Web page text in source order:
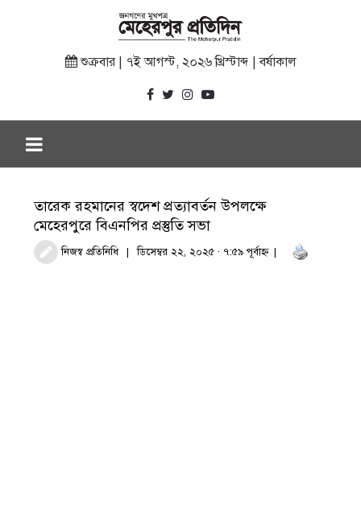
শুক্রবার | ৭ই আগস্ট, ২০২৬ খ্রিস্টাব্দ | বর্ষাকাল
তারেক রহমানের স্বদেশ প্রত্যাবর্তন উপলক্ষে
মেহেরপুরে বিএনপির প্রস্তুতি সভা
নিজস্ব প্রতিনিধি ডিসেম্বর ২২, ২০২৫ · ৭:৫৯ পূর্বাহ্ণ